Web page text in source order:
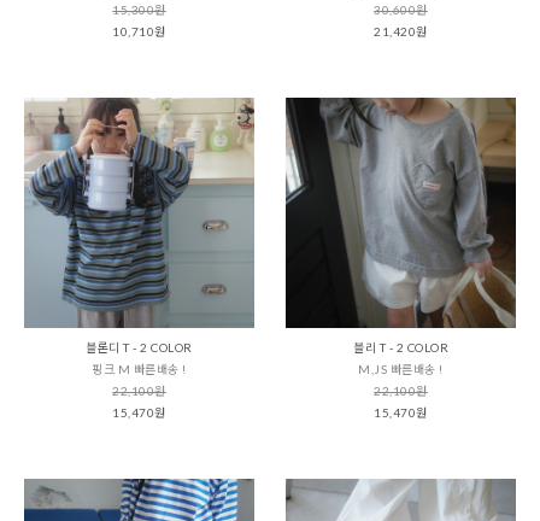
15,300원
10,710원
30,600원
21,420원
블론디 T - 2 COLOR
핑크 M 빠른배송 !
22,100원
15,470원
블리 T - 2 COLOR
M,JS 빠른배송 !
22,100원
15,470원